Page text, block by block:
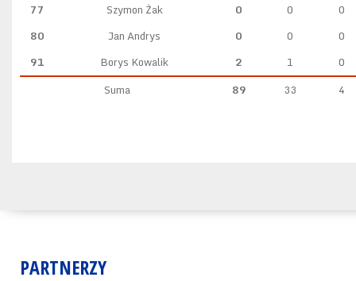
77
Szymon Żak 0 0
0
80
Jan Andrys 0 0
0
91
Borys Kowalik 2 1
0
Suma
89 33 4
PARTNERZY